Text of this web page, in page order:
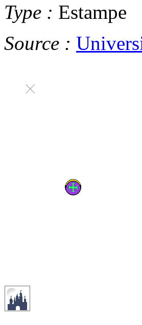
Type : Estampe
Source :